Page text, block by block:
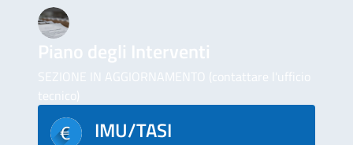
Piano degli Interventi
SEZIONE IN AGGIORNAMENTO (contattare l'ufficio
tecnico)
IMU/TASI